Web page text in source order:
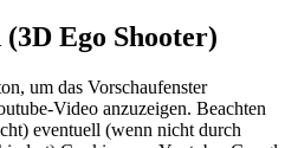
Ego Shooter)